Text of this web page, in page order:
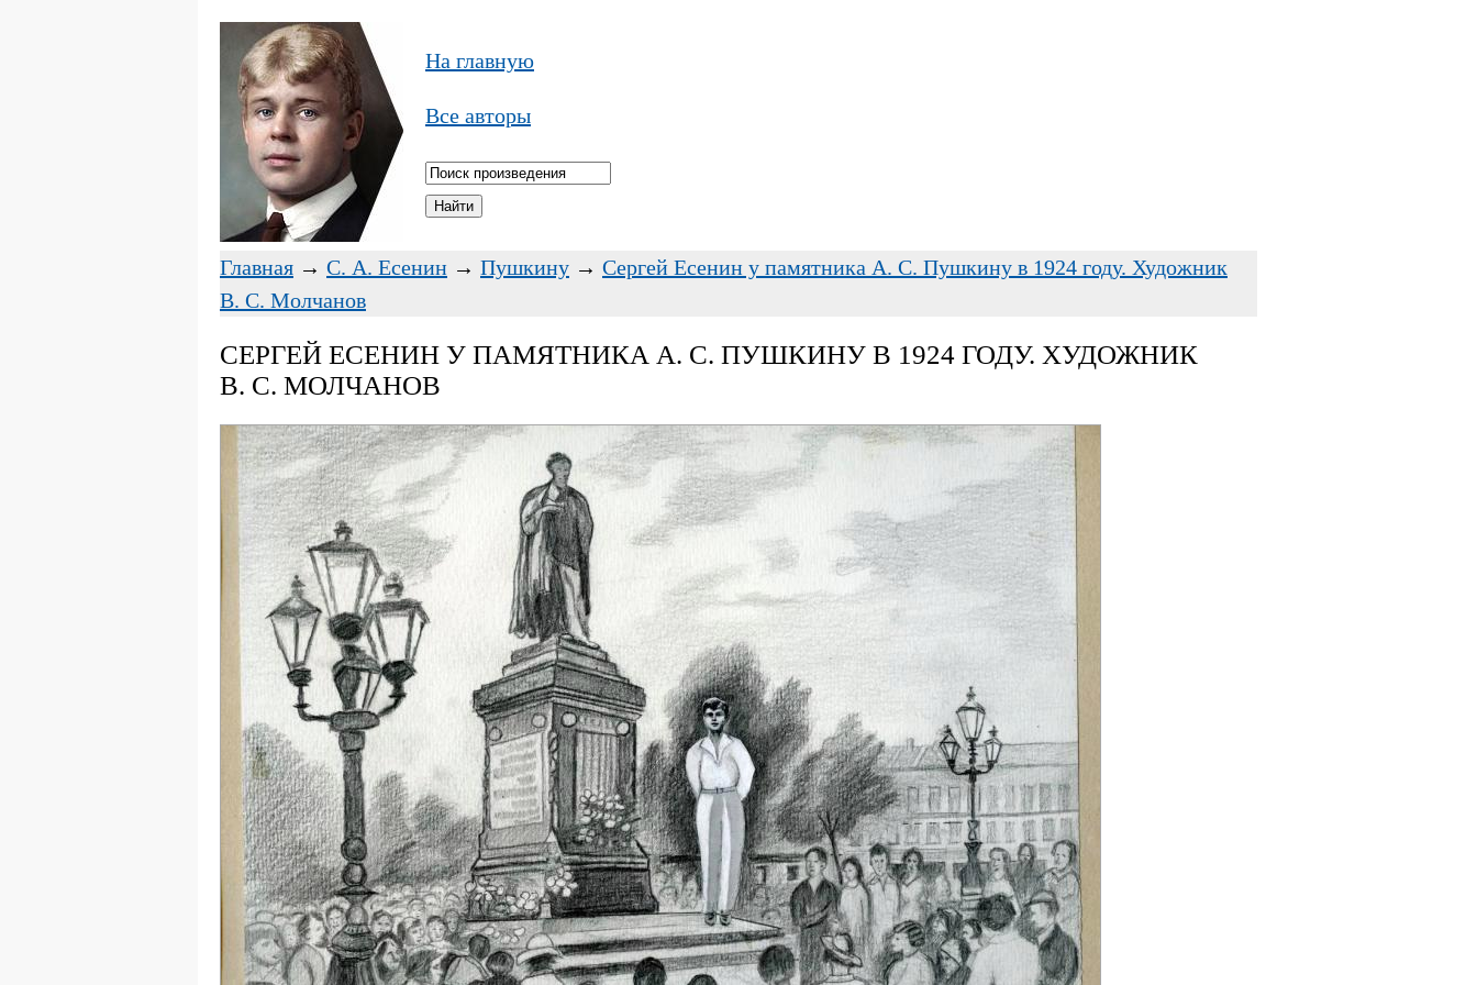
На главную
Все авторы
Главная → С. А. Есенин → Пушкину → Сергей Есенин у памятника А. С. Пушкину в 1924 году. Художник
В. С. Молчанов
СЕРГЕЙ ЕСЕНИН У ПАМЯТНИКА А. С. ПУШКИНУ В 1924 ГОДУ. ХУДОЖНИК
В. С. МОЛЧАНОВ